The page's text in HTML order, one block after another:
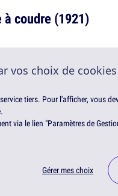
coudre (1921)
vos choix de cookies
tiers. Pour l'afficher, vous
via le lien "Paramètres de
Gérer mes choix